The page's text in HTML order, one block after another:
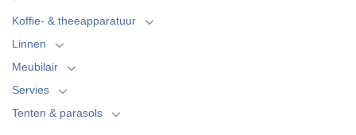
Koffie- & theeapparatuur
Linnen
Meubilair
Servies
Tenten & parasols